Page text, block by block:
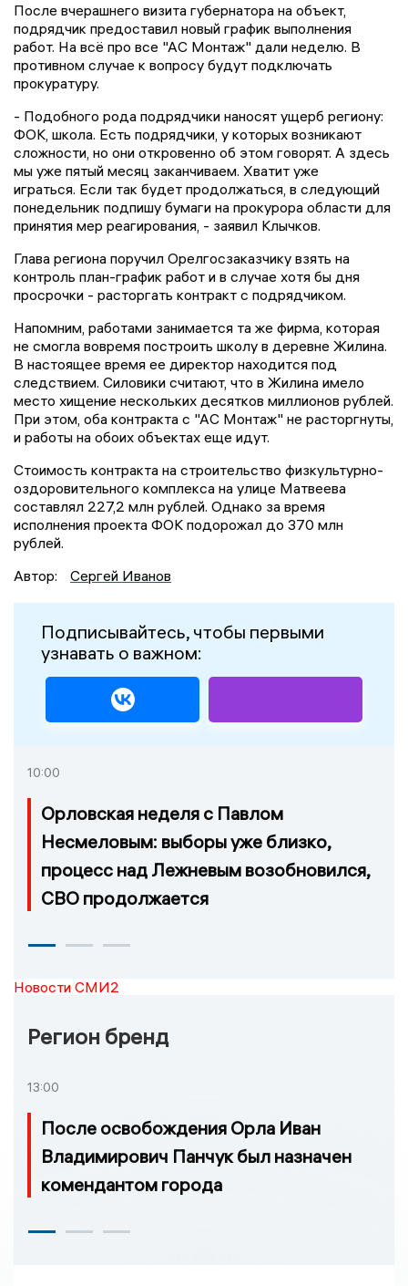
После вчерашнего визита губернатора на объект,
подрядчик предоставил новый график выполнения
работ. На всё про все "АС Монтаж" дали неделю. В
противном случае к вопросу будут подключать
прокуратуру.
- Подобного рода подрядчики наносят ущерб региону:
ФОК, школа. Есть подрядчики, у которых возникают
сложности, но они откровенно об этом говорят. А здесь
мы уже пятый месяц заканчиваем. Хватит уже
играться. Если так будет продолжаться, в следующий
понедельник подпишу бумаги на прокурора области для
принятия мер реагирования, - заявил Клычков.
Глава региона поручил Орелгосзаказчику взять на
контроль план-график работ и в случае хотя бы дня
просрочки - расторгать контракт с подрядчиком.
Напомним, работами занимается та же фирма, которая
не смогла вовремя построить школу в деревне Жилина.
В настоящее время ее директор находится под
следствием. Силовики считают, что в Жилина имело
место хищение нескольких десятков миллионов рублей.
При этом, оба контракта с "АС Монтаж" не расторгнуты,
и работы на обоих объектах еще идут.
Стоимость контракта на строительство физкультурно-
оздоровительного комплекса на улице Матвеева
составлял 227,2 млн рублей. Однако за время
исполнения проекта ФОК подорожал до 370 млн
рублей.
Автор:
Сергей Иванов
Подписывайтесь, чтобы первыми
узнавать о важном:
10:00
Орловская неделя с Павлом
Несмеловым: выборы уже близко,
процесс над Лежневым возобновился,
СВО продолжается
Новости СМИ2
Регион бренд
13:00
После освобождения Орла Иван
Владимирович Панчук был назначен
комендантом города